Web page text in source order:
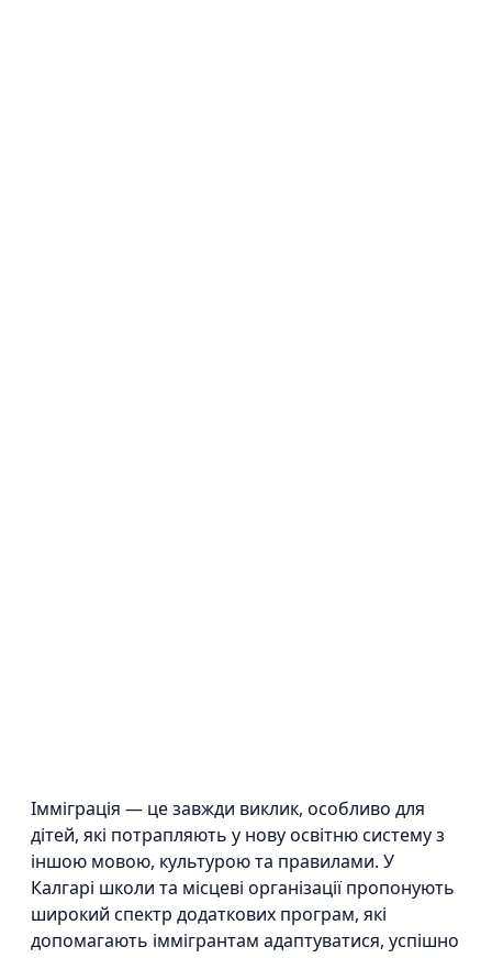
Імміграція — це завжди виклик, особливо для
дітей, які потрапляють у нову освітню систему з
іншою мовою, культурою та правилами. У
Калгарі школи та місцеві організації пропонують
широкий спектр додаткових програм, які
допомагають іммігрантам адаптуватися, успішно